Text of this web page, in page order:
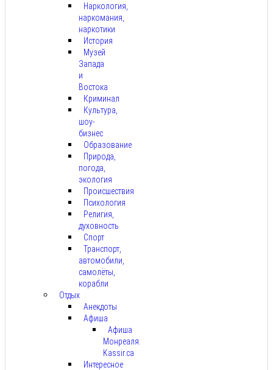
Наркология,
наркомания,
наркотики
История
Музей
Запада
и
Востока
Криминал
Культура,
шоу-
бизнес
Образование
Природа,
погода,
экология
Происшествия
Психология
Религия,
духовность
Спорт
Транспорт,
автомобили,
самолёты,
корабли
Отдых
Анекдоты
Афиша
Афиша
Монреаля:
Kassir.ca
Интересное